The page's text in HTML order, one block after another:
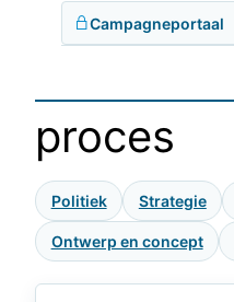
Campagneportaal
proces
Politiek Strategie
Ontwerp en concept